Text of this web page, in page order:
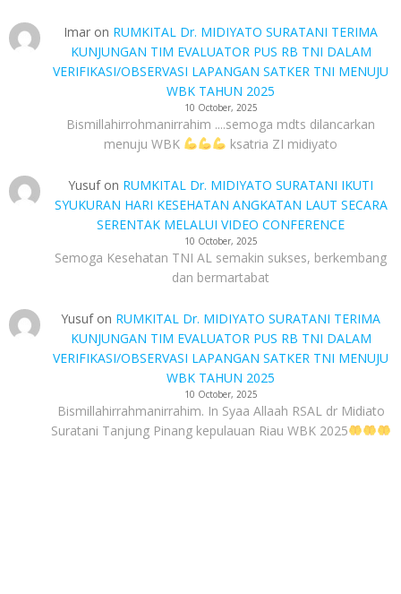
Imar on RUMKITAL Dr. MIDIYATO SURATANI TERIMA
KUNJUNGAN TIM EVALUATOR PUS RB TNI DALAM
VERIFIKASI/OBSERVASI LAPANGAN SATKER TNI MENUJU
WBK TAHUN 2025
10 October, 2025
Bismillahirrohmanirrahim ....semoga mdts dilancarkan
menuju WBK
ksatria ZI midiyato
Yusufon RUMKITAL Dr. MIDIYATO SURATANI IKUTI
SYUKURAN HARI KESEHATAN ANGKATAN LAUT SECARA
SERENTAK MELALUI VIDEO CONFERENCE
10 October, 2025
Semoga Kesehatan TNI AL semakin sukses, berkembang
dan bermartabat
Yusufon RUMKITAL Dr. MIDIYATO SURATANI TERIMA
KUNJUNGAN TIM EVALUATOR PUS RB TNI DALAM
VERIFIKASI/OBSERVASI LAPANGAN SATKER TNI MENUJU
WBK TAHUN 2025
10 October, 2025
Bismillahirrahmanirrahim. In Syaa Allaah RSAL dr Midiato
Suratani Tanjung Pinang kepulauan Riau WBK 2025